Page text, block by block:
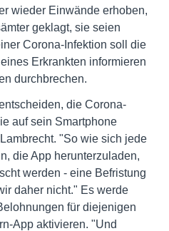
wieder Einwände erhoben,
geklagt, sie seien
Corona-Infektion soll die
Erkrankten informieren
durchbrechen.
die Corona-
auf sein Smartphone
"So wie sich jede
die App herunterzuladen,
werden - eine Befristung
daher nicht." Es werde
für diejenigen
App aktivieren. "Und